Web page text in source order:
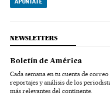
NEWSLETTERS
Boletín de América
Cada semana en tu cuenta de
reportajes y análisis de los
más relevantes del continente.